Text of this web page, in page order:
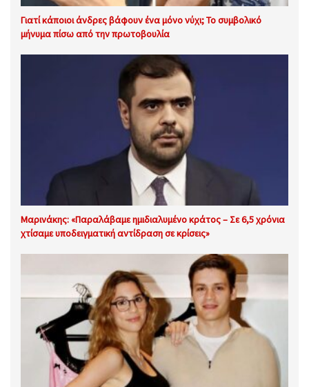
Γιατί κάποιοι άνδρες βάφουν ένα μόνο νύχι; Το συμβολικό
μήνυμα πίσω από την πρωτοβουλία
Μαρινάκης: «Παραλάβαμε ημιδιαλυμένο κράτος – Σε 6,5 χρόνια
χτίσαμε υποδειγματική αντίδραση σε κρίσεις»